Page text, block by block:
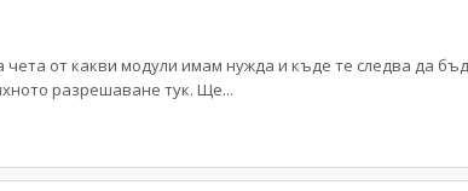
от какви модули имам нужда и къде те следва да
разрешаване тук. Ще...